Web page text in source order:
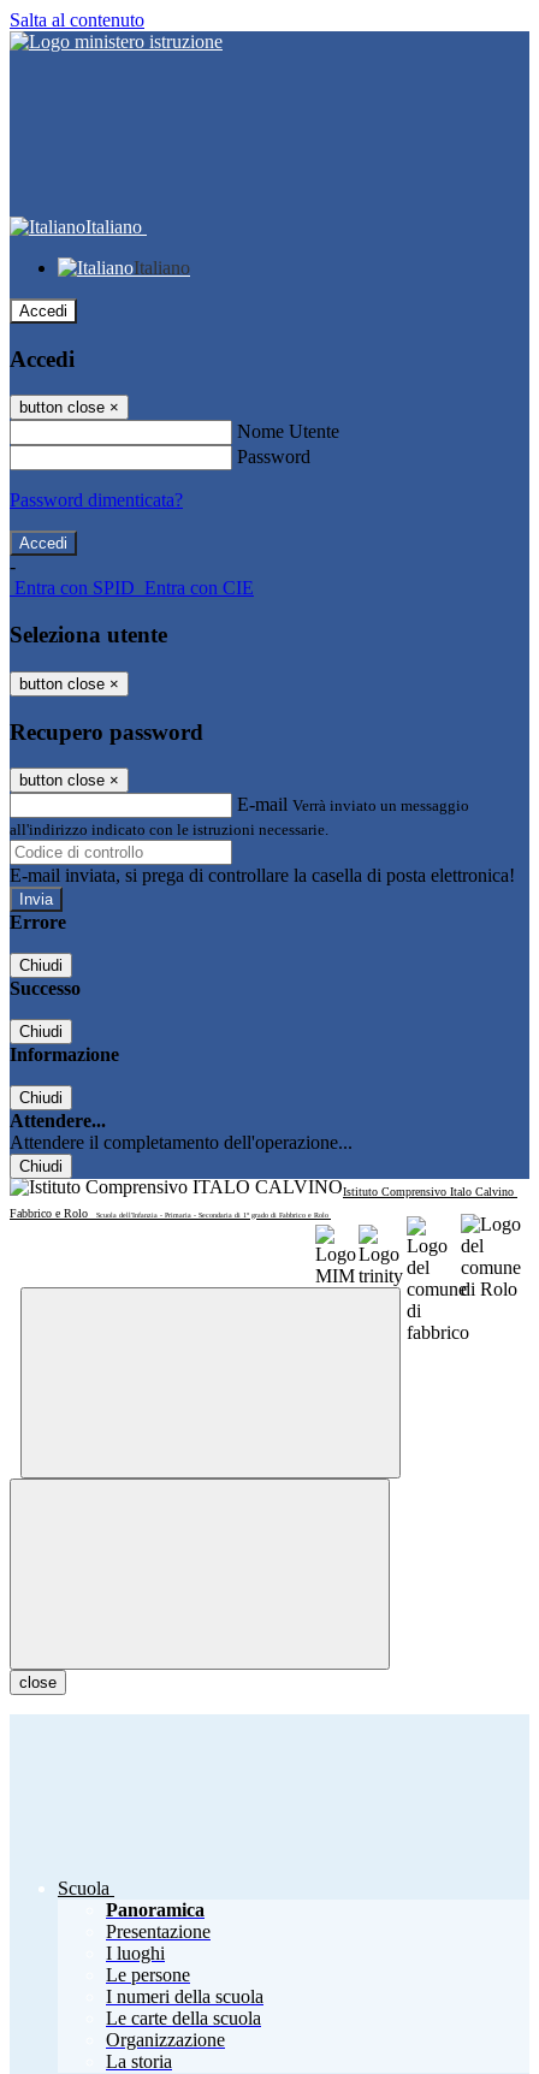
Salta al contenuto
Italiano
Italiano
Accedi
Accedi
button close ×
Nome Utente
Password
Password dimenticata?
-
Entra con SPID Entra con CIE
Seleziona utente
button close ×
Recupero password
button close ×
E-mail Verrà inviato un messaggio
all'indirizzo indicato con le istruzioni necessarie.
E-mail inviata, si prega di controllare la casella di posta elettronica!
Errore
Chiudi
Successo
Chiudi
Informazione
Chiudi
Attendere...
Attendere il completamento dell'operazione...
Chiudi
Istituto Comprensivo Italo Calvino
Fabbrico e Rolo
Scuola dell'Infanzia - Primaria - Secondaria di 1° grado di Fabbrico e Rolo
close
Scuola
Panoramica
Presentazione
I luoghi
Le persone
I numeri della scuola
Le carte della scuola
Organizzazione
La storia